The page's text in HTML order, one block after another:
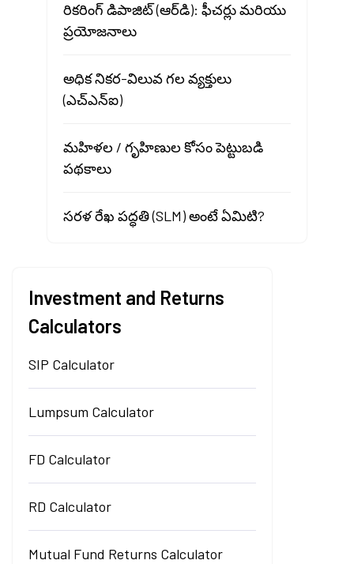
రికరింగ్ డిపాజిట్ (ఆర్‌డి): ఫీచర్లు మరియు
ప్రయోజనాలు
అధిక నికర-విలువ గల వ్యక్తులు
(ఎచ్‌ఎన్‌ఐ)
మహిళల / గృహిణుల కోసం పెట్టుబడి
పథకాలు
సరళ రేఖ పద్ధతి (SLM) అంటే ఏమిటి?
Investment and Returns
Calculators
SIP Calculator
Lumpsum Calculator
FD Calculator
RD Calculator
Mutual Fund Returns Calculator